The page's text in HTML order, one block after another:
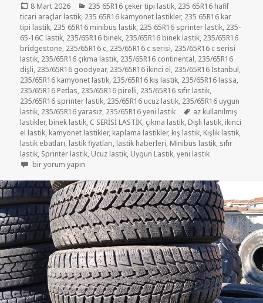
Yayın
tarihi
8 Mart 2026 Kategoriler
235 65R16 çeker tipi lastik, 235 65R16 hafif
ticari araçlar lastik, 235 65R16 kamyonet lastikler, 235 65R16 kar
tipi lastik, 235 65R16 minibüs lastik, 235 65R16 sprinter lastik, 235-
65-16C lastik, 235/65R16 binek, 235/65R16 binek lastik, 235/65R16
bridgestone, 235/65R16 c, 235/65R16 c serisi, 235/65R16 c serisi
lastik, 235/65R16 çıkma lastik, 235/65R16 continental, 235/65R16
dişli, 235/65R16 goodyear, 235/65R16 ikinci el, 235/65R16 İstanbul,
235/65R16 kamyonet lastik, 235/65R16 kış lastik, 235/65R16 lassa,
235/65R16 Petlas, 235/65R16 pirelli, 235/65R16 sıfır lastik,
235/65R16 sprinter lastik, 235/65R16 ucuz lastik, 235/65R16 uygun
lastik, 235/65R16 yarasız, 235/65R16 yeni lastik Etiketler
az kullanılmış
lastikler, binek lastik, C SERİSİ LASTİK, çıkma lastik, Dişli lastik, ikinci
el lastik, kamyonet lastikler, kaplama lastikler, kış lastik, Kışlık lastik,
lastik ebatları, lastik fiyatları, lastik haberleri, Minibüs lastik, sıfır
lastik, Sprinter lastik, Ucuz lastik, Uygun Lastik,yeni lastik
Sprinter lastik 235/65R16 yazlık lastikler için
bir yorum yapın